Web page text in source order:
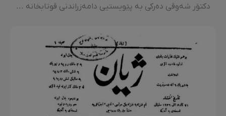
1
دکتۆر شەوقی دەرکی بە پێویستیی دامەزراندنی قوتابخانە لە سەر شێوەی نوێ لە کورستان کردووە. لە کوردستانێک کە ئەو سەردەم لە ژێر هەیمەنەی ئاغا و شێخ و مەلا دا بووە و هەر کام لەو سێ چینە بە نیاز و ویست و ئارەزووی خۆیان ڕەفتاریان لەگە ڵ ڕەشاییی خەڵک کردووە. جودا لەوەش، تا ئەوکات خوێندن و زانیاری و سەواد، لە پاوانی ئەو سێ چینەدا بووە.